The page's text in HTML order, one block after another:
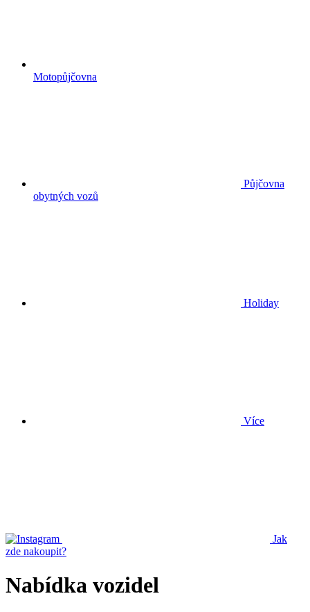
Motopůjčovna
Půjčovna
obytných vozů
Holiday
Více
Jak
zde nakoupit?
Nabídka vozidel